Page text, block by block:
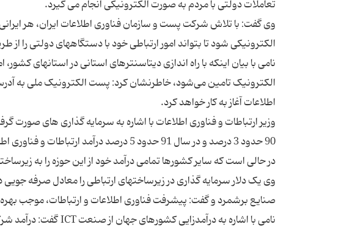
وی گفت: با تلاش شرکت پست و سازمان فناوری اطلاعات ایران، هر
نامی با بیان اینکه با راه اندازی دیتاسنترهای استانی در
وزیر ارتباطات و فناوری اطلاعات با اشاره به سرمایه گذاری های صورت
90 حدود 3 درصد و در سال 91 حدود 5 درصد